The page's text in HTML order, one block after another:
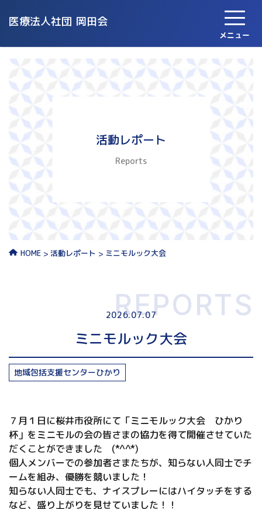
医療法人社団 岡田会
メニュー
活動レポート
Reports
HOME 活動レポート ミニモルック大会
2026.07.07
REPORTS
ミニモルック大会
地域包括支援センターひかり
７月１日に桜井市役所にて「ミニモルック大会 ひかり
杯」をミニモルの会の皆さまの協力を得て開催させていた
だくことができました (*^^*)
個人メンバーでの参加者さまたちが、知らない人同士でチ
ームを組み、優勝を競いました！
知らない人同士でも、ナイスプレーにはハイタッチをする
など、盛り上がりを見せていました！！